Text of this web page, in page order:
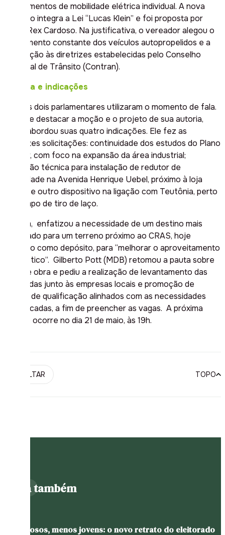
equipamentos de mobilidade elétrica individual. A nova
redação integra a Lei “Lucas Klein” e foi proposta por
Pablo Rex Cardoso. Na justificativa, o vereador alegou o
crescimento constante dos veículos autopropelidos e a
adaptação às diretrizes estabelecidas pelo Conselho
Nacional de Trânsito (Contran).
Tribuna e indicações
Apenas dois parlamentares utilizaram o momento de fala.
Além de destacar a moção e o projeto de sua autoria,
Pablo abordou suas quatro indicações. Ele fez as
seguintes solicitações: continuidade dos estudos do Plano
Diretor, com foco na expansão da área industrial;
avaliação técnica para instalação de redutor de
velocidade na Avenida Henrique Uebel, próximo à loja
Certel; e outro dispositivo na ligação com Teutônia, perto
do campo de tiro de laço.
Por fim, enfatizou a necessidade de um destino mais
adequado para um terreno próximo ao CRAS, hoje
utilizado como depósito, para “melhorar o aproveitamento
urbanístico”. Gilberto Pott (MDB) retomou a pauta sobre
mão de obra e pediu a realização de levantamento das
demandas junto às empresas locais e promoção de
cursos de qualificação alinhados com as necessidades
identificadas, a fim de preencher as vagas. A próxima
sessão ocorre no dia 21 de maio, às 19h.
VOLTAR TOPO
Leia também
Mais idosos, menos jovens: o novo retrato do eleitorado